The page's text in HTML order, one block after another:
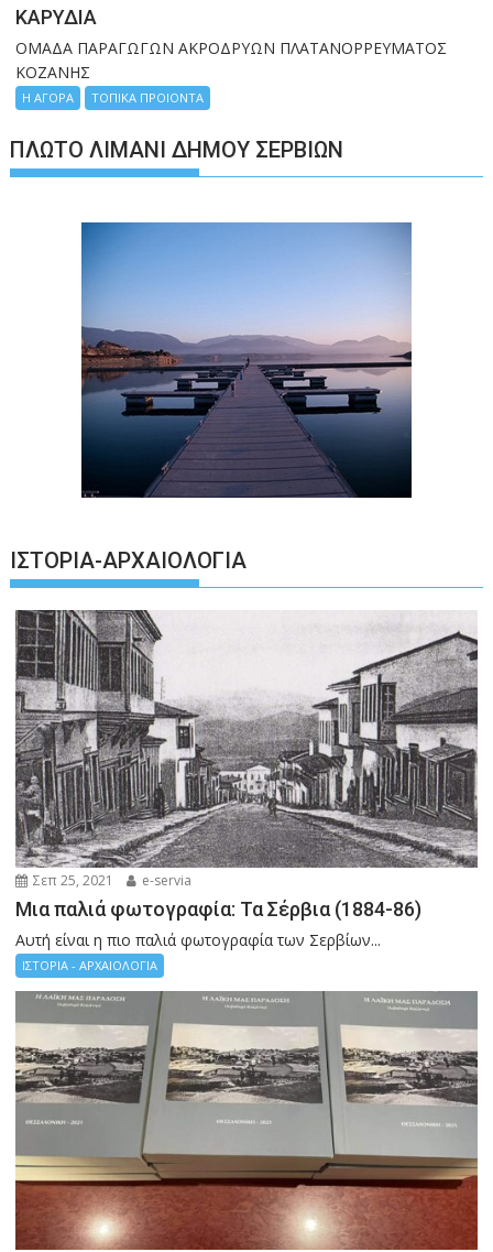
ΚΑΡΥΔΙΑ
ΟΜΑΔΑ ΠΑΡΑΓΩΓΩΝ ΑΚΡΟΔΡΥΩΝ ΠΛΑΤΑΝΟΡΡΕΥΜΑΤΟΣ
ΚΟΖΑΝΗΣ
Η ΑΓΟΡΑ ΤΟΠΙΚΑ ΠΡΟΙΟΝΤΑ
ΠΛΩΤΌ ΛΙΜΆΝΙ ΔΉΜΟΥ ΣΕΡΒΊΩΝ
ΙΣΤΟΡΊΑ-ΑΡΧΑΙΟΛΟΓΊΑ
Σεπ 25, 2021 e-servia
Μια παλιά φωτογραφία: Τα Σέρβια (1884-86)
Αυτή είναι η πιο παλιά φωτογραφία των Σερβίων...
ΙΣΤΟΡΙΑ - ΑΡΧΑΙΟΛΟΓΙΑ